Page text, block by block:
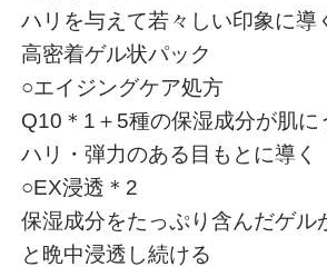
ハリを与えて若々しい印象に導
高密着ゲル状パック
○エイジングケア処方
Q10＊1＋5種の保湿成分が肌に
ハリ・弾力のある目もとに導く
○EX浸透＊2
保湿成分をたっぷり含んだゲル
と晩中浸透し続ける